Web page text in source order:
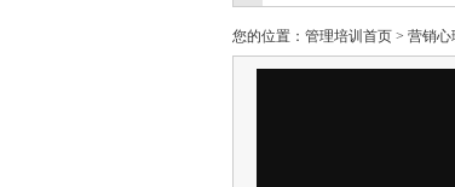
您的位置： 管理培训首页 > 营销心